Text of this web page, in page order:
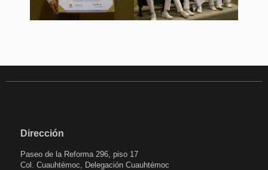
Dirección
Paseo de la Reforma 296, piso 17
Col. Cuauhtémoc, Delegación Cuauhtémoc